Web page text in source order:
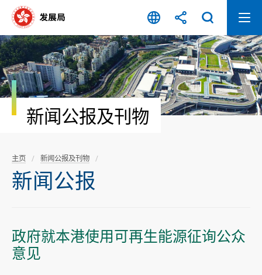
容
开
始
新闻公报及刊物
主页 新闻公报及刊物
新闻公报
政府就本港使用可再生能源征询公众
意见